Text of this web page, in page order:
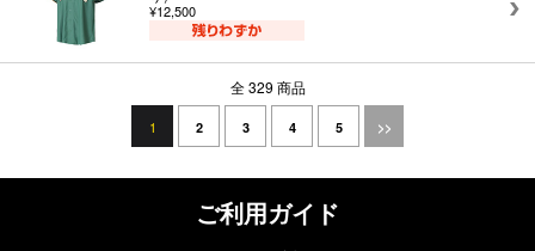
¥12,500
全 329 商品
1 2 3 4 5 >>
ご利用ガイド